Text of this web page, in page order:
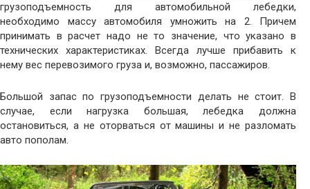
грузоподъемность для автомобильной лебедки,
необходимо массу автомобиля умножить на 2. Причем
принимать в расчет надо не то значение, что указано в
технических характеристиках. Всегда лучше прибавить к
нему вес перевозимого груза и, возможно, пассажиров.
Большой запас по грузоподъемности делать не стоит. В
случае, если нагрузка большая, лебедка должна
остановиться, а не оторваться от машины и не разломать
авто пополам.